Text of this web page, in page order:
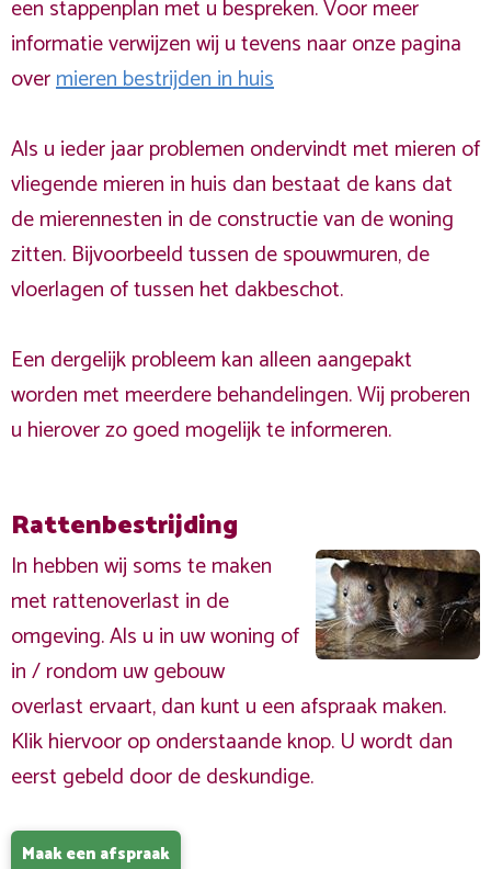
een stappenplan met u bespreken. Voor meer
informatie verwijzen wij u tevens naar onze pagina
overmieren bestrijden in huis
Als u ieder jaar problemen ondervindt met mieren of
vliegende mieren in huis dan bestaat de kans dat
de mierennesten in de constructie van de woning
zitten. Bijvoorbeeld tussen de spouwmuren, de
vloerlagen of tussen het dakbeschot.
Een dergelijk probleem kan alleen aangepakt
worden met meerdere behandelingen. Wij proberen
u hierover zo goed mogelijk te informeren.
Rattenbestrijding
In hebben wij soms te maken
met rattenoverlast in de
omgeving. Als u in uw woning of
in / rondom uw gebouw
overlast ervaart, dan kunt u een afspraak maken.
Klik hiervoor op onderstaande knop. U wordt dan
eerst gebeld door de deskundige.
Maak een afspraak